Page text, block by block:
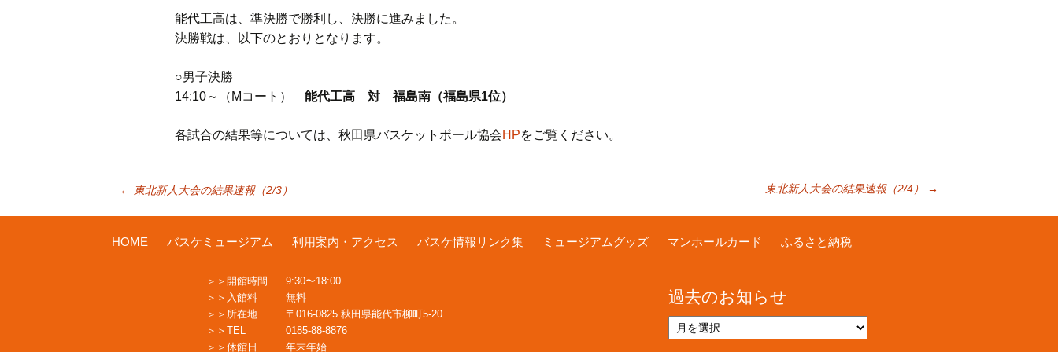
能代工高は、準決勝で勝利し、決勝に進みました。
決勝戦は、以下のとおりとなります。
○男子決勝
14:10～（Mコート） 能代工高 対 福島南（福島県1位）
各試合の結果等については、秋田県バスケットボール協会HPをご覧ください。
← 東北新人大会の結果速報（2/3） 東北新人大会の結果速報（2/4） →
HOME バスケミュージアム 利用案内・アクセス バスケ情報リンク集 ミュージアムグッズ マンホールカード ふるさと納税
開館時間
9:30〜18:00
入館料
無料
所在地
〒016-0825 秋田県能代市柳町5-20
TEL
0185-88-8876
休館日
年末年始
過去のお知らせ
過
去